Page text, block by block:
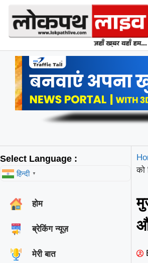
Select Language :
हिन्दी ▼
होम
ब्रेकिंग न्यूज़
मेरी बात
को